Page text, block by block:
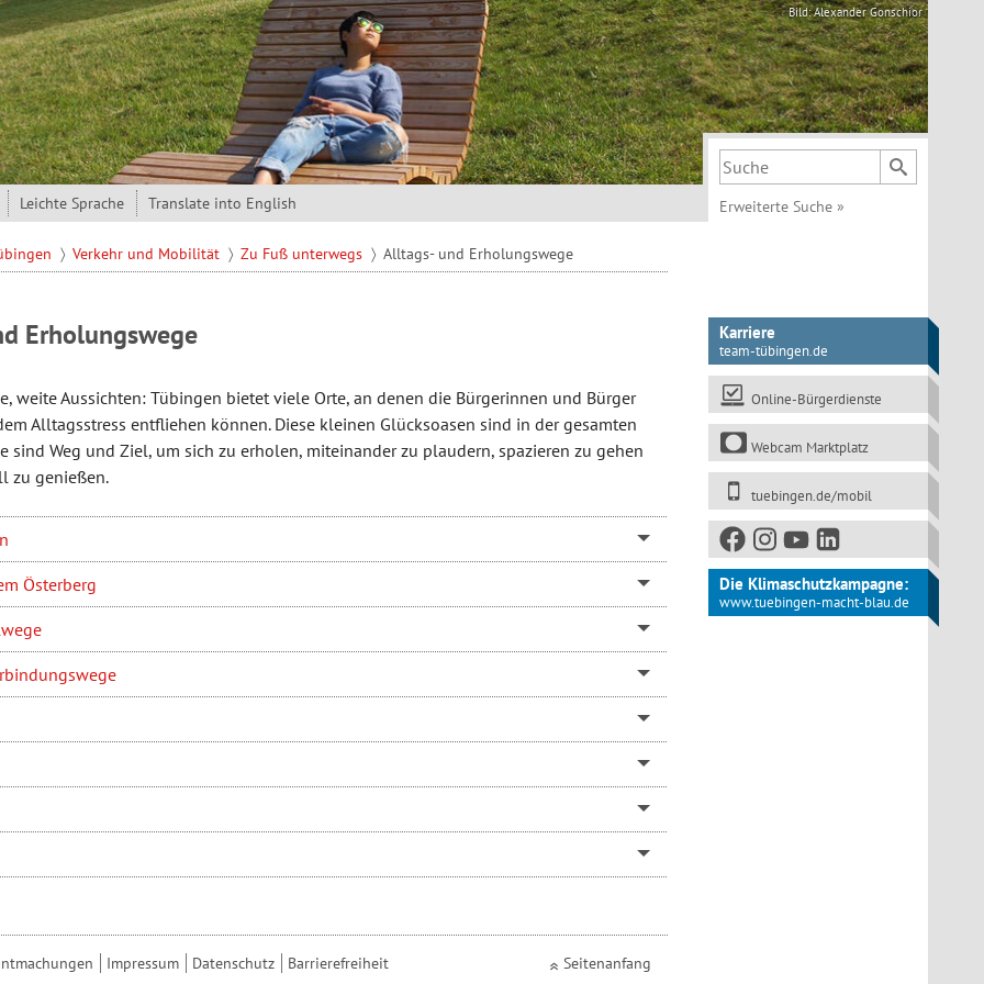
Bild: Alexander Gonschior
Suchbegriff
Erweiterte Suche »
Leichte Sprache Translate into English
Verkehr und Mobilität Zu Fuß unterwegs Alltags- und Erholungswege
Erholungswege
weite Aussichten: Tübingen bietet viele Orte, an denen die Bürgerinnen und Bürger
Alltagsstress entfliehen können. Diese kleinen Glücksoasen sind in der gesamten
sind Weg und Ziel, um sich zu erholen, miteinander zu plaudern, spazieren zu gehen
zu genießen.
Österberg
Karriere
team-tübingen.de
Online-Bürgerdienste
Webcam Marktplatz
tuebingen.de/mobil
Die Klimaschutzkampagne:
www.tuebingen-macht-blau.de
Impressum Datenschutz Barrierefreiheit Seitenanfang